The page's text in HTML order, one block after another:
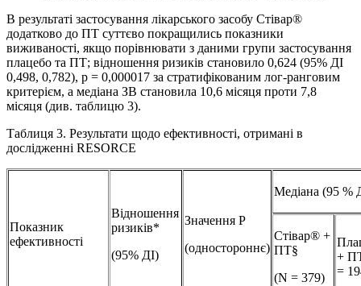
В результаті застосування лікарського засобу Стівар®
додатково до ПТ суттєво покращились показники
виживаності, якщо порівнювати з даними групи застосування
плацебо та ПТ; відношення ризиків становило 0,624 (95% ДІ
0,498, 0,782), р = 0,000017 за стратифікованим лог-ранговим
критерієм, а медіана ЗВ становила 10,6 місяця проти 7,8
місяця (див. таблицю 3).
Таблиця 3. Результати щодо ефективності, отримані в
дослідженні RESORCE
Показник
ефективності
Відношення
ризиків*
(95% ДІ)
Значення Р
(одностороннє)
Медіана (95 %
Стівар® +
ПТ§
(N = 379)
+
=